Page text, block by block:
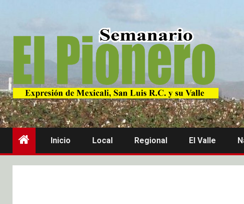
Inicio Local Regional El Valle